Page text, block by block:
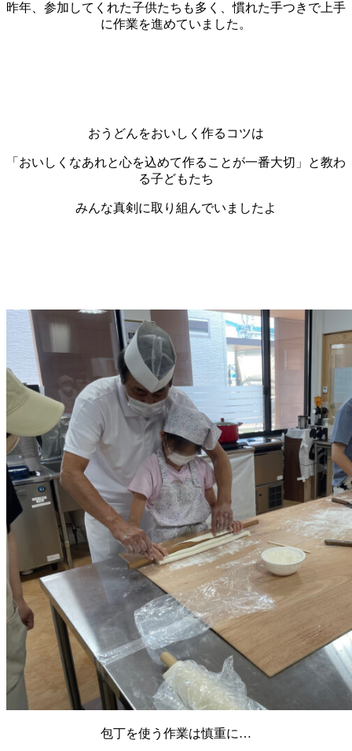
昨年、参加してくれた子供たちも多く、慣れた手つきで上手
に作業を進めていました。
おうどんをおいしく作るコツは
「おいしくなあれと心を込めて作ることが一番大切」と教わ
る子どもたち
みんな真剣に取り組んでいましたよ
包丁を使う作業は慎重に…